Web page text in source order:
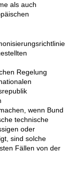
als auch
Regelung
wenn Bund
technische
oder
sind solche
Fällen von der